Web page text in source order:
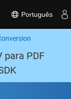
Português
para PDF